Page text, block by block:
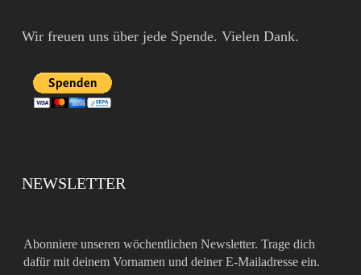
Wir freuen uns über jede Spende. Vielen Dank.
NEWSLETTER
Abonniere unseren wöchentlichen Newsletter. Trage dich
dafür mit deinem Vornamen und deiner E-Mailadresse ein.